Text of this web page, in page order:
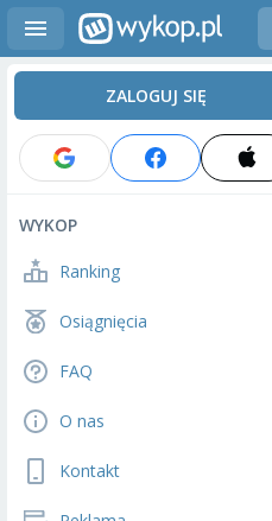
ZALOGUJ SIĘ
WYKOP
Ranking
Osiągnięcia
FAQ
O nas
Kontakt